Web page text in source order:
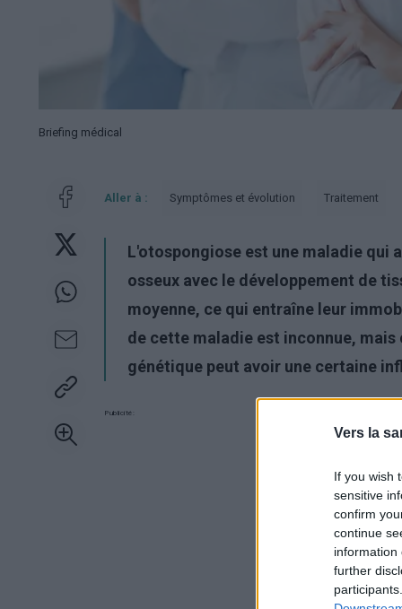
Vers la
If you wish
sensitive
confirm
continue
information
further
Briefing médical
Aller à : Symptômes et évolution Traitement
L'otospongiose est une maladie qui
osseux avec le développement de
moyenne, ce qui entraîne leur
de cette maladie est inconnue, mais
génétique peut avoir une certaine
Publicité: